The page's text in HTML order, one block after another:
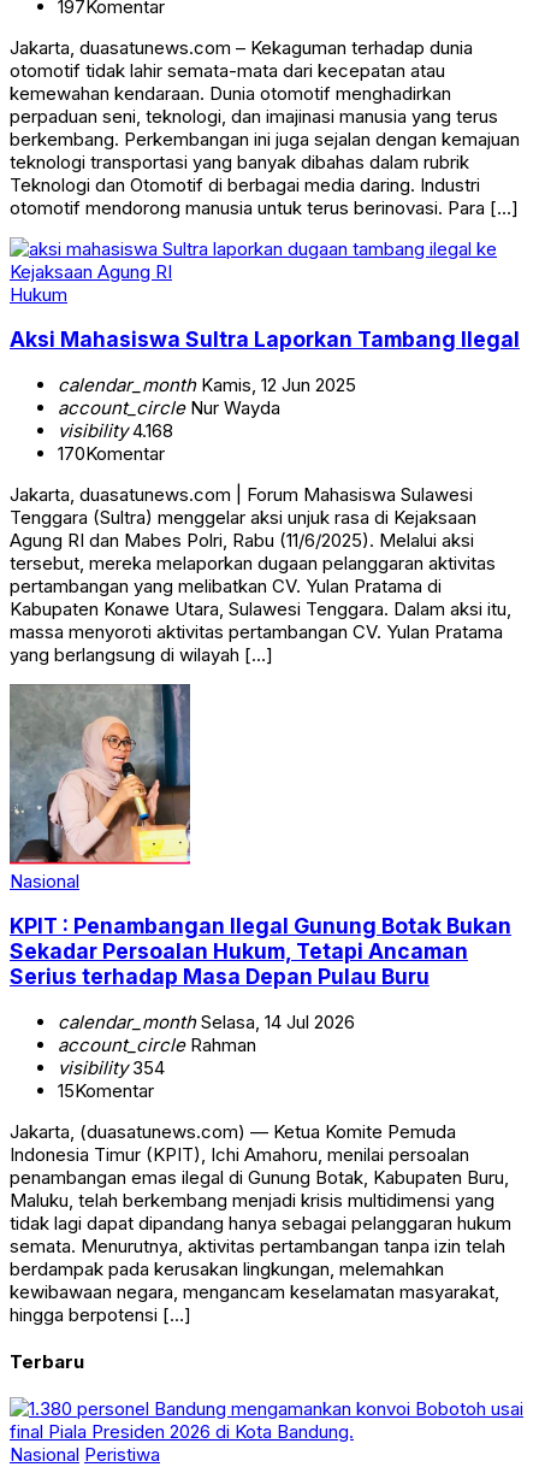
197Komentar
Jakarta, duasatunews.com – Kekaguman terhadap dunia
otomotif tidak lahir semata-mata dari kecepatan atau
kemewahan kendaraan. Dunia otomotif menghadirkan
perpaduan seni, teknologi, dan imajinasi manusia yang terus
berkembang. Perkembangan ini juga sejalan dengan kemajuan
teknologi transportasi yang banyak dibahas dalam rubrik
Teknologi dan Otomotif di berbagai media daring. Industri
otomotif mendorong manusia untuk terus berinovasi. Para […]
Hukum
Aksi Mahasiswa Sultra Laporkan Tambang Ilegal
calendar_monthKamis, 12 Jun 2025
account_circleNur Wayda
visibility4.168
170Komentar
Jakarta, duasatunews.com | Forum Mahasiswa Sulawesi
Tenggara (Sultra) menggelar aksi unjuk rasa di Kejaksaan
Agung RI dan Mabes Polri, Rabu (11/6/2025). Melalui aksi
tersebut, mereka melaporkan dugaan pelanggaran aktivitas
pertambangan yang melibatkan CV. Yulan Pratama di
Kabupaten Konawe Utara, Sulawesi Tenggara. Dalam aksi itu,
massa menyoroti aktivitas pertambangan CV. Yulan Pratama
yang berlangsung di wilayah […]
Nasional
KPIT : Penambangan Ilegal Gunung Botak Bukan
Sekadar Persoalan Hukum, Tetapi Ancaman
Serius terhadap Masa Depan Pulau Buru
calendar_monthSelasa, 14 Jul 2026
account_circleRahman
visibility354
15Komentar
Jakarta, (duasatunews.com) — Ketua Komite Pemuda
Indonesia Timur (KPIT), Ichi Amahoru, menilai persoalan
penambangan emas ilegal di Gunung Botak, Kabupaten Buru,
Maluku, telah berkembang menjadi krisis multidimensi yang
tidak lagi dapat dipandang hanya sebagai pelanggaran hukum
semata. Menurutnya, aktivitas pertambangan tanpa izin telah
berdampak pada kerusakan lingkungan, melemahkan
kewibawaan negara, mengancam keselamatan masyarakat,
hingga berpotensi […]
Terbaru
Nasional Peristiwa